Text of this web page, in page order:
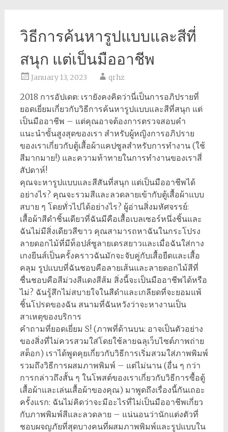
วิธีการค้นหารูปแบบและสีที่
สนุก แต่เป็นมืออาชีพ
January 13, 2023 qrhz
2018 การอัปเดต: เรายังคงคิดว่านี่เป็นการอภิปรายที่
ยอดเยี่ยมเกี่ยวกับวิธีการค้นหารูปแบบและสีที่สนุก แต่
เป็นมืออาชีพ – แต่คุณอาจต้องการตรวจสอบคำ
แนะนำขั้นสูงสุดของเรา สำหรับผู้หญิงการอภิปราย
ของเราเกี่ยวกับตู้เสื้อผ้าแคปซูลสำหรับการทำงาน (ใช้
สีมากมาย!) และความท้าทายในการทำงานของเราสี่
สัปดาห์!
คุณจะหารูปแบบและสีสันที่สนุก แต่เป็นมืออาชีพได้
อย่างไร? คุณจะรวมสีและลวดลายเข้ากับตู้เสื้อผ้าแบบ
สบาย ๆ โดยทั่วไปได้อย่างไร? ผู้อ่านสิ่งมหัศจรรย์:
เสื้อผ้าสีดำชิ้นเดียวที่ฉันมีคือเสื้อเบลเซอร์หนึ่งชิ้นและ
ฉันไม่มีสิ่งเดียวสีขาว คุณสามารถหาฉันในกระโปรง
ลายดอกไม้ที่มีท็อปส์ซูลายเดรสยาวและเมื่อฉันใส่กาง
เกงยีนส์เป็นครั้งคราวฉันมักจะจับคู่กับเสื้อยืดและเสื้อ
คลุม รูปแบบที่ฉันชอบคือลายเส้นและลายดอกไม้สีที่
ชื่นชอบคือสีม่วงสีแดงสีส้ม สิ่งนี้จะเป็นมืออาชีพได้หรือ
ไม่? ฉันรู้สึกไม่สบายใจในสีดำและเกลียดที่จะยอมแพ้
ชิ้นโปรดของฉัน สนามที่ฉันหวังว่าจะหางานเป็น
สาเหตุของบริการ
คำถามที่ยอดเยี่ยม S! (ภาพที่ด้านบน: อาจเป็นตัวอย่าง
ของสิ่งที่ไม่ควรสวมใส่โดยใช้ลายฉลุเว็บไซต์ภาพถ่าย
สต็อก) เราได้พูดคุยเกี่ยวกับวิธีการเริ่มสวมใส่ภาพพิมพ์
รวมถึงวิธีการผสมภาพพิมพ์ – แต่ไม่นาน (อื่น ๆ กว่า
การกล่าวถึงสั้น ๆ ในโพสต์ของเราเกี่ยวกับวิธีการซื้อตู้
เสื้อผ้าและเล่นเสื้อผ้าของคุณ) มาพูดถึงเรื่องนี้กันเถอะ
ครั้งแรก: ฉันไม่คิดว่าจะมีอะไรที่ไม่เป็นมืออาชีพเกี่ยว
กับภาพพิมพ์สีและลวดลาย – แน่นอนว่านักแต่งตัวที่
ชอบผจญภัยที่สุดบางคนที่ผสมภาพพิมพ์และรูปแบบใน